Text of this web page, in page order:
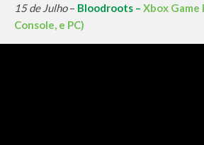
15 de Julho– Bloodroots – Xbox Game
Console, e PC)